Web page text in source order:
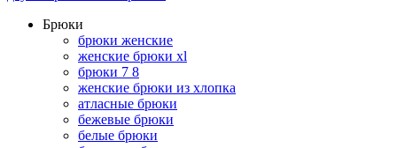
Брюки
брюки женские
женские брюки xl
брюки 7 8
женские брюки из хлопка
атласные брюки
бежевые брюки
белые брюки